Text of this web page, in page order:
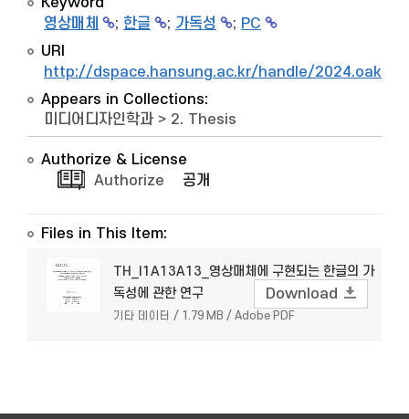
영상매체
; 한글 ; 가독성 ; PC
URI
http://dspace.hansung.ac.kr/handle/2024.oak/
Appears in Collections:
미디어디자인학과 > 2. Thesis
Authorize & License
Authorize
공개
Files in This Item:
TH_I1A13A13_영상매체에 구현되는 한글의 가
독성에 관한 연구
기타 데이터 / 1.79 MB / Adobe PDF
Download